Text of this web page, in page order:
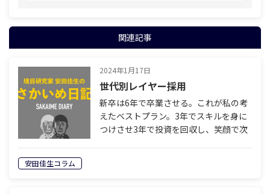
関連記事
2024年1月17日
世代別レイヤー採用
新卒は6年で卒業させる。これが私の考
えたベストプラン。3年でスキルを身に
つけさせ3年で投資を回収し、笑顔で次
安田佳生コラム